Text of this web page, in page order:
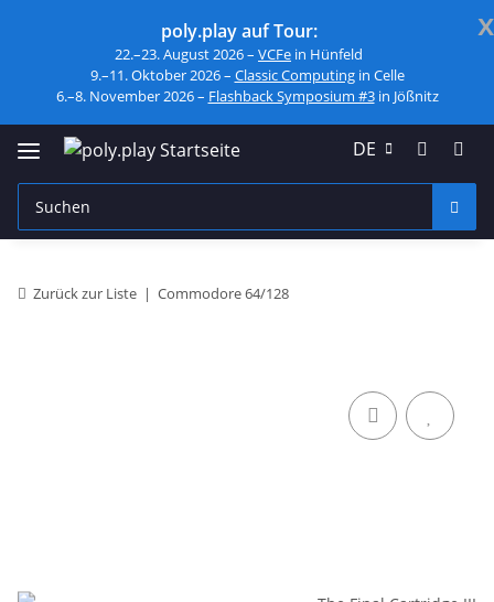
x
poly.play auf Tour:
22.–23. August 2026 – VCFe in Hünfeld
9.–11. Oktober 2026 – Classic Computingin Celle
6.–8. November 2026 – Flashback Symposium #3in Jößnitz
DE
Zurück zur Liste Commodore 64/128